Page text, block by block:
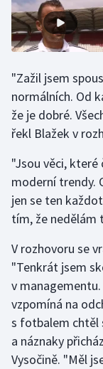
Krasobruslení
Lezení
Lyže a
Moderní pětiboj
Olympijské hry
Parasport
Plavání
Plážový
Ragby
Rychlobruslení
"Zažil jsem
normálních. Od
že je dobré.
řekl Blažek v
"Jsou věci,
moderní trendy.
jen se ten
tím, že nedělám
V rozhovoru se
"Tenkrát jsem
v
vzpomíná na
s fotbalem chtěl
a náznaky
Vysočině. "Měl